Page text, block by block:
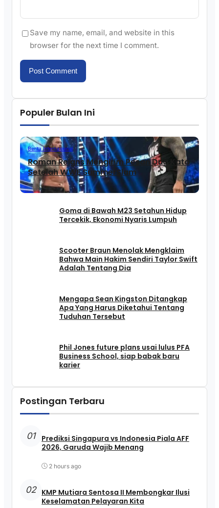
Save my name, email, and website in this
browser for the next time I comment.
Populer Bulan Ini
Berita Internasional
Roman Reigns Mengirim Pesan Dua Kata
Setelah WWE SummerSlam
Goma di Bawah M23 Setahun Hidup
Tercekik, Ekonomi Nyaris Lumpuh
Scooter Braun Menolak Mengklaim
Bahwa Main Hakim Sendiri Taylor Swift
Adalah Tentang Dia
Mengapa Sean Kingston Ditangkap
Apa Yang Harus Diketahui Tentang
Tuduhan Tersebut
Phil Jones future plans usai lulus PFA
Business School, siap babak baru
karier
Postingan Terbaru
01
Prediksi Singapura vs Indonesia Piala AFF
2026, Garuda Wajib Menang
2 hours ago
02 KMP Mutiara Sentosa II Membongkar Ilusi
Keselamatan Pelayaran Kita